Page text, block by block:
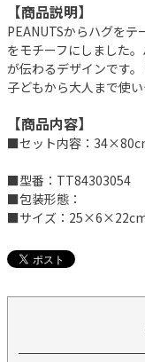
【商品説明】
PEANUTSからハグを
をモチーフにしました
が伝わるデザインです
子どもから大人まで使
【商品内容】
■セット内容：
■型番：TT84303054
■包装形態：
■サイズ：